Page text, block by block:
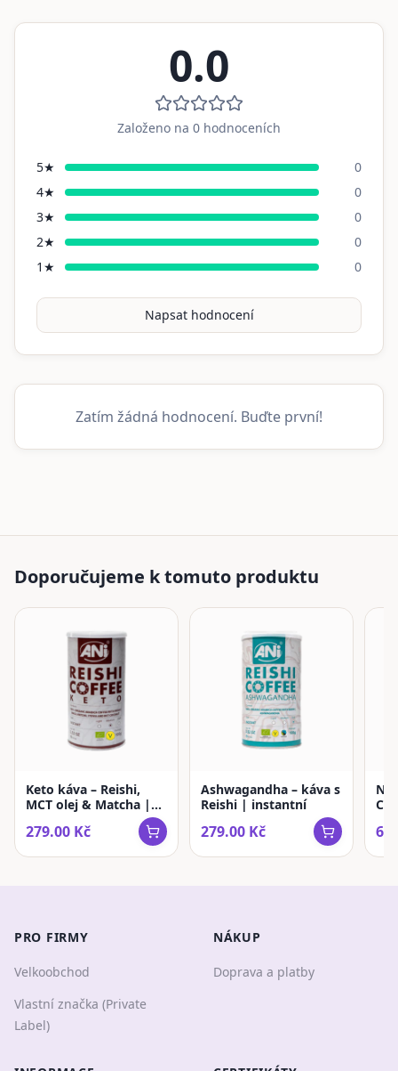
0.0
Založeno na 0 hodnoceních
5★
0
4★
0
3★
0
2★
0
1 ★ 0
Napsat hodnocení
Zatím žádná hodnocení. Buďte první!
Doporučujeme k tomuto produktu
Keto káva – Reishi,
MCT olej & Matcha |
279.00 Kč
Ashwagandha – káva s
Reishi | instantní
279.00 Kč
PRO FIRMY
Velkoobchod
Vlastní značka (Private
Label)
NÁKUP
Doprava a platby